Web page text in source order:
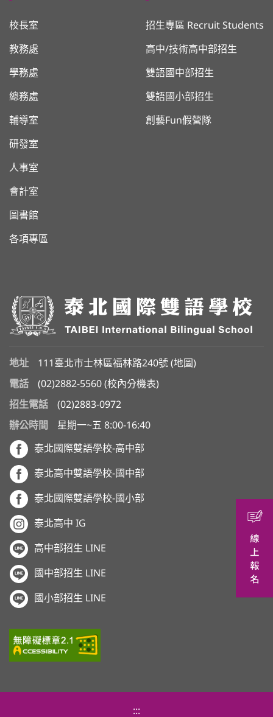
校長室
教務處
學務處
總務處
輔導室
研發室
人事室
會計室
圖書館
各項專區
招生專區 Recruit Students
高中/技術高中部招生
雙語國中部招生
雙語國小部招生
創藝Fun假營隊
地址 111臺北市士林區福林路240號 (地圖 )
電話
(02)2882-5560 (校內分機表)
招生電話
(02)2883-0972
辦公時間
星期一~五 8:00-16:40
泰北國際雙語學校-高中部
泰北高中雙語學校-國中部
泰北國際雙語學校-國小部
泰北高中 IG
高中部招生 LINE
國中部招生 LINE
國小部招生 LINE
:::